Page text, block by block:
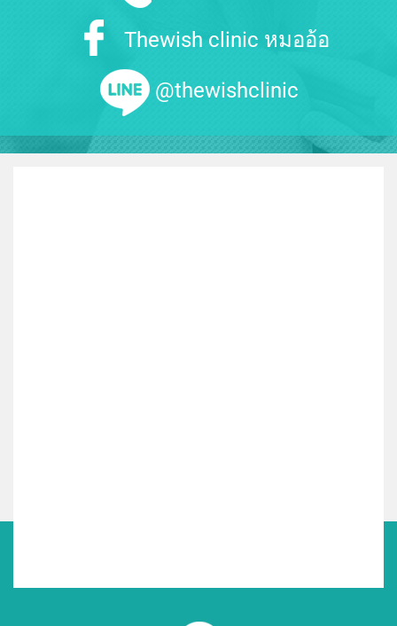
Thewish clinic หมออ้อ
@thewishclinic